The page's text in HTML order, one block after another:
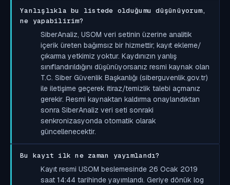
Yanlışlıkla bu listede olduğumu düşünüyorum,
ne yapabilirim?
SiberAnaliz, USOM veri setinin üzerine analitik
içerik üreten bağımsız bir hizmettir; kayıt ekleme/
çıkarma yetkimiz yoktur. Kaydınızın yanlış
sınıflandırıldığını düşünüyorsanız resmi kaynak olan
T.C. Siber Güvenlik Başkanlığı (siberguvenlik.gov.tr)
ile iletişime geçerek itiraz/temizlik talebi açmanız
gerekir. Resmi kaynaktan kaldırma onaylandıktan
sonra SiberAnaliz veri seti sonraki
senkronizasyonda otomatik olarak
güncellenecektir.
Bu kayıt ilk ne zaman yayımlandı?
Kayıt resmi USOM beslemesinde 26 Ocak 2019
saat 14:44 tarihinde yayımlandı. Geriye dönük log